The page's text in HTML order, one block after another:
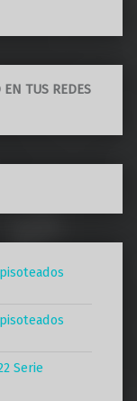
EN TUS REDES
Serie